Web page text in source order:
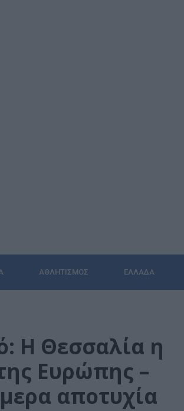
ΑΘΛΗΤΙΣΜΌΣ ΕΛΛΆΔΑ
Η Θεσσαλία η
Ευρώπης –
αποτυχία